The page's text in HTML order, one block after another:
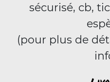
sécurisé, cb,
(pour plus de